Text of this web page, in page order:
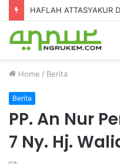
Home / Berita
Berita
PP. An Nur
7 Ny. Hj.